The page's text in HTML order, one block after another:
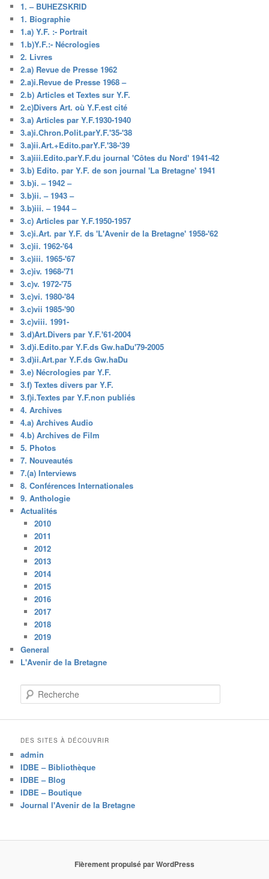
1. – BUHEZSKRID
1. Biographie
1.a) Y.F. :- Portrait
1.b)Y.F.:- Nécrologies
2. Livres
2.a) Revue de Presse 1962
2.a)i.Revue de Presse 1968 –
2.b) Articles et Textes sur Y.F.
2.c)Divers Art. où Y.F.est cité
3.a) Articles par Y.F.1930-1940
3.a)i.Chron.Polit.parY.F.'35-'38
3.a)ii.Art.+Edito.parY.F.'38-'39
3.a)iii.Edito.parY.F.du journal 'Côtes du Nord' 1941-42
3.b) Edito. par Y.F. de son journal 'La Bretagne' 1941
3.b)i. – 1942 –
3.b)ii. – 1943 –
3.b)iii. – 1944 –
3.c) Articles par Y.F.1950-1957
3.c)i.Art. par Y.F. ds 'L'Avenir de la Bretagne' 1958-'62
3.c)ii. 1962-'64
3.c)iii. 1965-'67
3.c)iv. 1968-'71
3.c)v. 1972-'75
3.c)vi. 1980-'84
3.c)vii 1985-'90
3.c)viii. 1991-
3.d)Art.Divers par Y.F.'61-2004
3.d)i.Edito.par Y.F.ds Gw.haDu'79-2005
3.d)ii.Art.par Y.F.ds Gw.haDu
3.e) Nécrologies par Y.F.
3.f) Textes divers par Y.F.
3.f)i.Textes par Y.F.non publiés
4. Archives
4.a) Archives Audio
4.b) Archives de Film
5. Photos
7. Nouveautés
7.(a) Interviews
8. Conférences Internationales
9. Anthologie
Actualités
2010
2011
2012
2013
2014
2015
2016
2017
2018
2019
General
L'Avenir de la Bretagne
e
e
c
h
e
DES SITES À DÉCOUVRIR
admin
IDBE – Bibliothèque
IDBE – Blog
IDBE – Boutique
Journal l'Avenir de la Bretagne
Fièrement propulsé par WordPress